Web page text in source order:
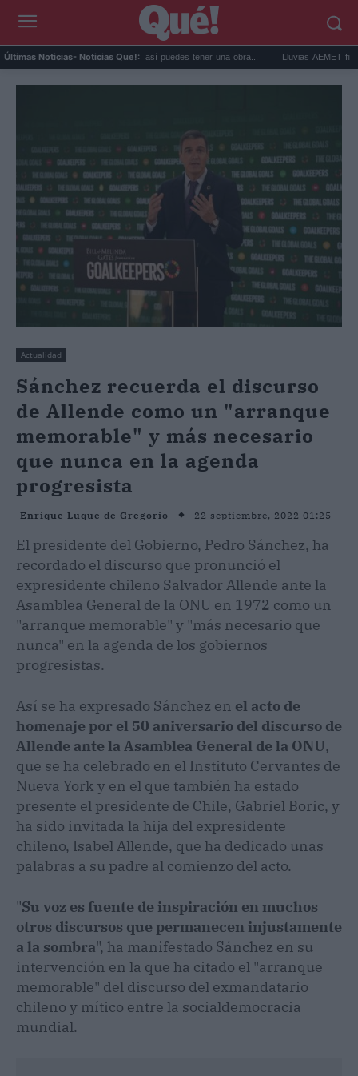
Últimas Noticias- Noticias Que!:
Comprar arte en subasta: así puedes tener una obra... Lluvias AEMET fin de
Actualidad
Sánchez recuerda el discurso
de Allende como un "arranque
memorable" y más necesario
que nunca en la agenda
progresista
Enrique Luque de Gregorio 22 septiembre, 2022 01:25
El presidente del Gobierno, Pedro Sánchez, ha
recordado el discurso que pronunció el
expresidente chileno Salvador Allende ante la
Asamblea General de la ONU en 1972 como un
"arranque memorable" y "más necesario que
nunca" en la agenda de los gobiernos
progresistas.
Así se ha expresado Sánchez en el acto de
homenaje por el 50 aniversario del discurso de
Allende ante la Asamblea General de la ONU,
que se ha celebrado en el Instituto Cervantes de
Nueva York y en el que también ha estado
presente el presidente de Chile, Gabriel Boric, y
ha sido invitada la hija del expresidente
chileno, Isabel Allende, que ha dedicado unas
palabras a su padre al comienzo del acto.
"Su voz es fuente de inspiración en muchos
otros discursos que permanecen injustamente
a la sombra", ha manifestado Sánchez en su
intervención en la que ha citado el "arranque
memorable" del discurso del exmandatario
chileno y mítico entre la socialdemocracia
mundial.